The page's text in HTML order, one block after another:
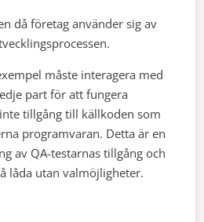
då företag använder sig av
måste interagera med
part för att fungera
tillgång till källkoden som
programvaran. Detta är en
av QA-testarnas tillgång och
låda utan valmöjligheter.